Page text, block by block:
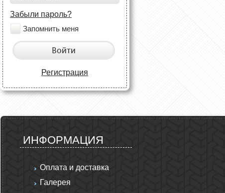
Забыли пароль?
Запомнить меня
Войти
Регистрация
ИНФОРМАЦИЯ
Оплата и доставка
Галерея